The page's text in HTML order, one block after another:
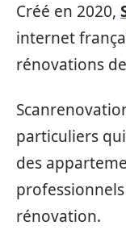
Créé en 2020,
internet
rénovations
particuliers
des
rénovation.